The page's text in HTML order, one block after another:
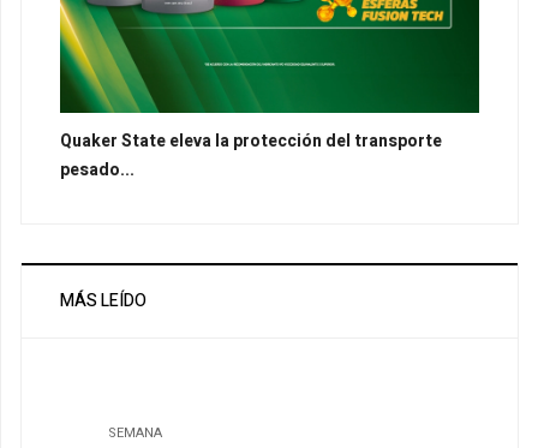
Quaker State eleva la protección del transporte
pesado...
MÁS LEÍDO
SEMANA